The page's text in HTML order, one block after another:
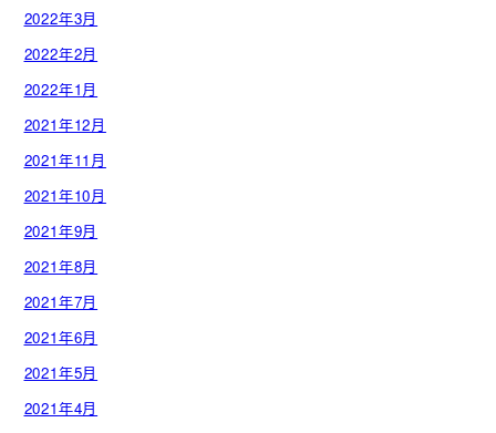
2022年3月
2022年2月
2022年1月
2021年12月
2021年11月
2021年10月
2021年9月
2021年8月
2021年7月
2021年6月
2021年5月
2021年4月